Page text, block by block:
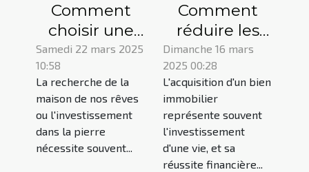
Comment
choisir une
agence pour
vos projets
immobilier et
financement
Samedi 22 mars 2025
10:58
La recherche de la
maison de nos rêves
ou l'investissement
dans la pierre
nécessite souvent...
Comment
réduire les
coûts de
votre crédit
immobilier en
choisissant la
bonne
assurance ?
Dimanche 16 mars
2025 00:28
L'acquisition d'un bien
immobilier
représente souvent
l'investissement
d'une vie, et sa
réussite financière...